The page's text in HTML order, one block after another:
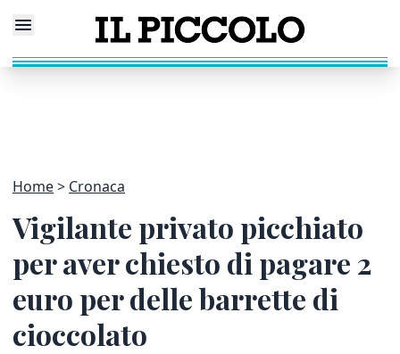
Home Cronaca
Vigilante privato picchiato
per aver chiesto di pagare 2
euro per delle barrette di
cioccolato